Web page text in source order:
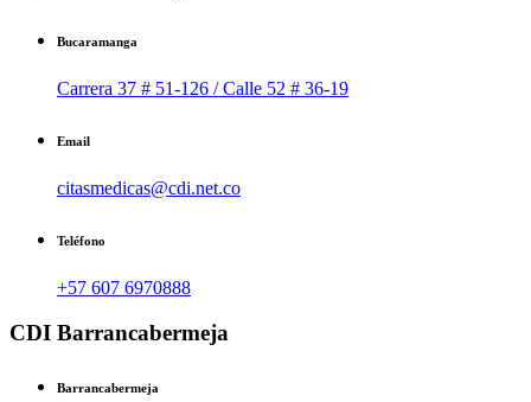
Bucaramanga
Carrera 37 # 51-126 / Calle 52 # 36-19
Email
citasmedicas@cdi.net.co
Teléfono
+57 607 6970888
CDI Barrancabermeja
Barrancabermeja